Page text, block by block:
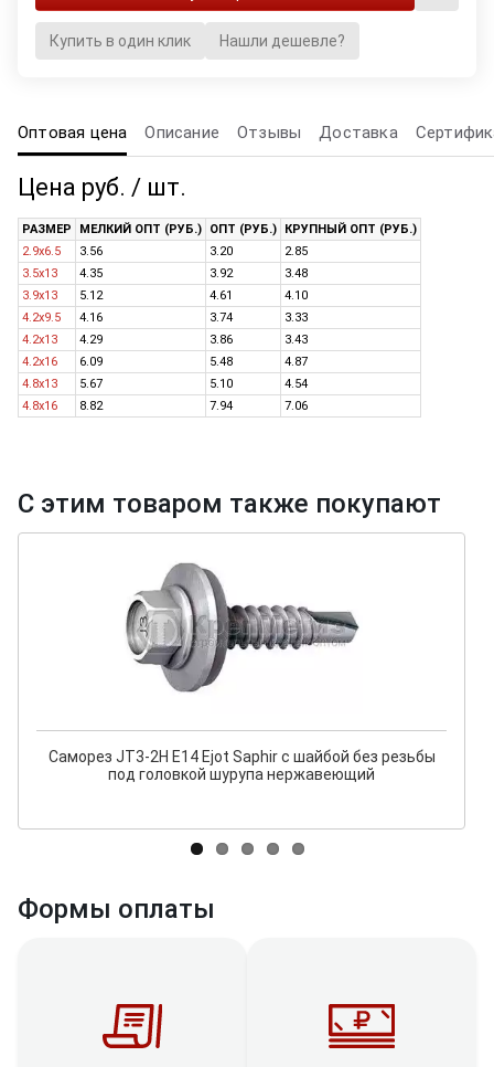
Купить в один клик Нашли дешевле?
Оптовая цена Описание Отзывы Доставка
Цена руб. / шт.
РАЗМЕР МЕЛКИЙ ОПТ (РУБ.) ОПТ (РУБ.)
КРУПНЫЙ ОПТ (РУБ.)
2.9x6.5
3.56 3.20
2.85
3.5x13
4.35 3.92
3.48
3.9x13
5.12 4.61
4.10
4.2x9.5
4.16 3.74
3.33
4.2x13
4.29 3.86
3.43
4.2x16
6.09 5.48
4.87
4.8x13
5.67 5.10
4.54
4.8x16
8.82 7.94 7.06
С этим товаром также покупают
Саморез JT3-2H E14 Ejot Saphir с шайбой без резьбы
под головкой шурупа нержавеющий
Формы оплаты